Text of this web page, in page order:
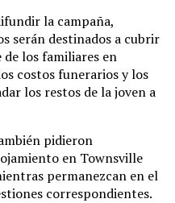
la campaña,
serán destinados a cubrir
los familiares en
costos funerarios y los
los restos de la joven a
pidieron
en Townsville
permanezcan en el
correspondientes.